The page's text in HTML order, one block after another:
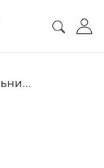
Настенные светильники